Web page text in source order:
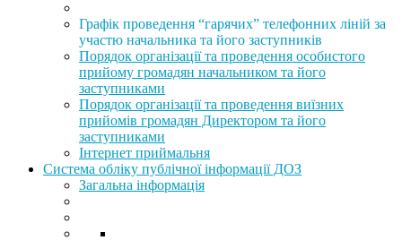
Графік проведення “гарячих” телефонних ліній за
участю начальника та його заступників
Порядок організації та проведення особистого
прийому громадян начальником та його
заступниками
Порядок організації та проведення виїзних
прийомів громадян Директором та його
заступниками
Інтернет приймальня
Система обліку публічної інформації ДОЗ
Загальна інформація